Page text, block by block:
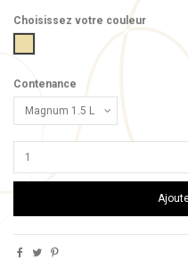
Choisissez votre couleur
Contenance